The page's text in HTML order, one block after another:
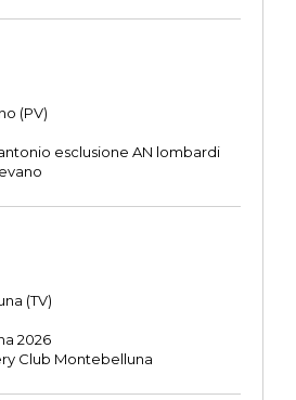
(PV)
esclusione AN lombardi
(TV)
2026
Club Montebelluna